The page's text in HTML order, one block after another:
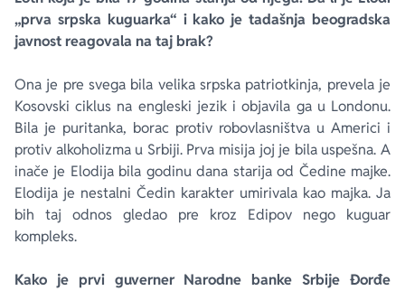
„prva srpska kuguarka“ i kako je tadašnja beogradska
javnost reagovala na taj brak?
Ona je pre svega bila velika srpska patriotkinja, prevela je
Kosovski ciklus na engleski jezik i objavila ga u Londonu.
Bila je puritanka, borac protiv robovlasništva u Americi i
protiv alkoholizma u Srbiji. Prva misija joj je bila uspešna. A
inače je Elodija bila godinu dana starija od Čedine majke.
Elodija je nestalni Čedin karakter umirivala kao majka. Ja
bih taj odnos gledao pre kroz Edipov nego kuguar
kompleks.
Kako je prvi guverner Narodne banke Srbije Đorđe